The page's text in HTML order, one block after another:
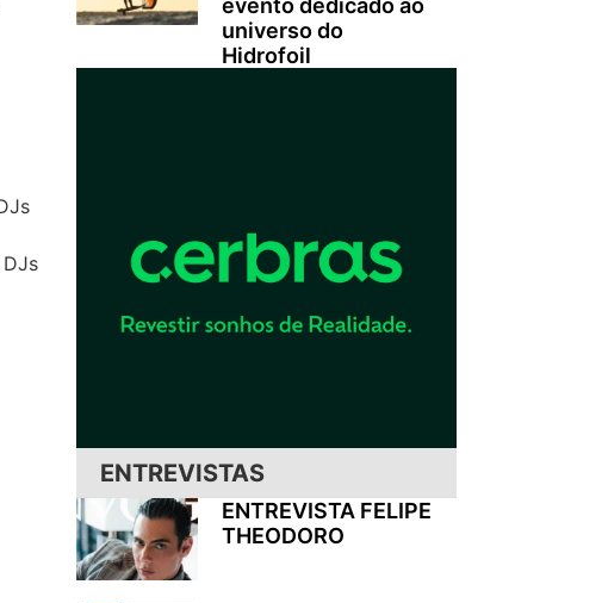
evento dedicado ao
universo do
Hidrofoil
ENTREVISTAS
ENTREVISTA FELIPE
THEODORO